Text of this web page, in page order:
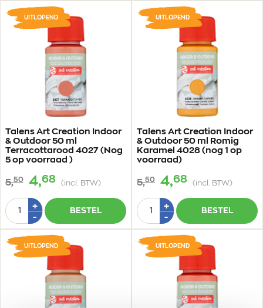
Talens Art Creation Indoor
& Outdoor 50 ml
Terracottarood 4027 (Nog
5 op voorraad )
5,50 4,68 (incl. BTW)
UITLOPEND
Aantal
+Plus
-Min
1
BESTEL
Talens Art Creation Indoor
& Outdoor 50 ml Romig
Karamel 4028 (nog 1 op
voorraad)
5,50 4,68 (incl. BTW)
UITLOPEND
Aantal
+Plus
-Min
1
BESTEL
UITLOPEND UITLOPEND